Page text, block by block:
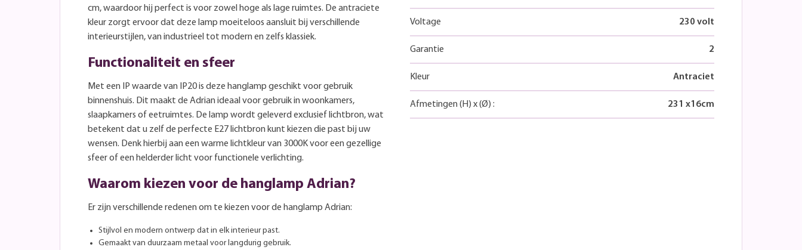
cm, waardoor hij perfect is voor zowel hoge als lage ruimtes. De antraciete
kleur zorgt ervoor dat deze lamp moeiteloos aansluit bij verschillende
interieurstijlen, van industrieel tot modern en zelfs klassiek.
Functionaliteit en sfeer
Met een IP waarde van IP20 is deze hanglamp geschikt voor gebruik
binnenshuis. Dit maakt de Adrian ideaal voor gebruik in woonkamers,
slaapkamers of eetruimtes. De lamp wordt geleverd exclusief lichtbron, wat
betekent dat u zelf de perfecte E27 lichtbron kunt kiezen die past bij uw
wensen. Denk hierbij aan een warme lichtkleur van 3000K voor een gezellige
sfeer of een helderder licht voor functionele verlichting.
Waarom kiezen voor de hanglamp Adrian?
Er zijn verschillende redenen om te kiezen voor de hanglamp Adrian:
Stijlvol en modern ontwerp dat in elk interieur past.
Gemaakt van duurzaam metaal voor langdurig gebruik.
Voltage 230 volt
Garantie 2
Kleur Antraciet
Afmetingen (H) x(Ø) : 231 x16cm